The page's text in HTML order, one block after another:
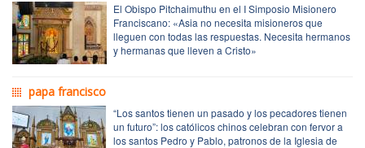
El Obispo Pitchaimuthu en el I Simposio Misionero
Franciscano: «Asia no necesita misioneros que
lleguen con todas las respuestas. Necesita hermanos
y hermanas que lleven a Cristo»
papa francisco
“Los santos tienen un pasado y los pecadores tienen
un futuro”: los católicos chinos celebran con fervor a
los santos Pedro y Pablo, patronos de la Iglesia de